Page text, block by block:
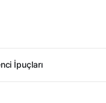
İpuçları